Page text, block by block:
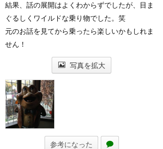
結果、話の展開はよくわからずでしたが、目ま
ぐるしくワイルドな乗り物でした。笑
元のお話を見てから乗ったら楽しいかもしれま
せん！
写真を拡大
参考になった